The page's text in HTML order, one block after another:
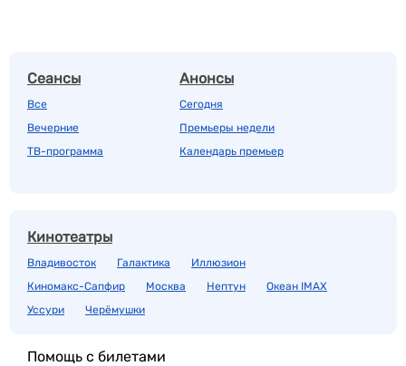
Сеансы
Все
Вечерние
ТВ-программа
Анонсы
Сегодня
Премьеры недели
Календарь премьер
Кинотеатры
Владивосток Галактика
Иллюзион
Киномакс-Сапфир
Москва Нептун
Океан IMAX
Уссури
Черёмушки
Помощь с билетами